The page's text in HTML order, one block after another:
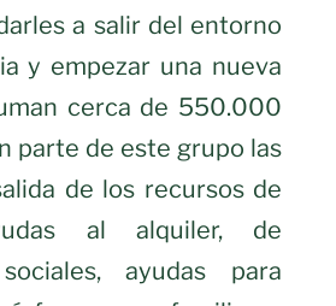
a salir del entorno
y empezar una nueva
cerca de 550.000
parte de este grupo las
de los recursos de
al alquiler, de
ayudas para